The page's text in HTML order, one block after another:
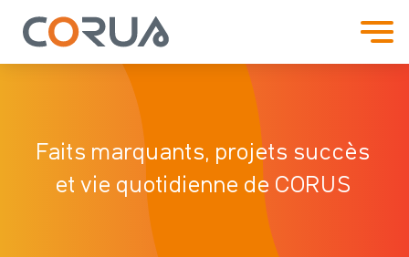
Faits marquants, projets succès
et vie quotidienne de CORUS